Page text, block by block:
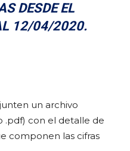
DESDE EL
12/04/2020.
un archivo
.pdf) con el detalle de
componen las cifras